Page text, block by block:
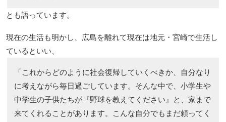
とも語っています。
現在の生活も明かし、広島を離れて現在は地元・宮崎で生活し
ているといい、
「これからどのように社会復帰していくべきか、自分なり
に考えながら毎日過ごしています。そんな中で、小学生や
中学生の子供たちが『野球を教えてください』と、家まで
来てくれることがあります。こんな自分でもまだ頼ってく